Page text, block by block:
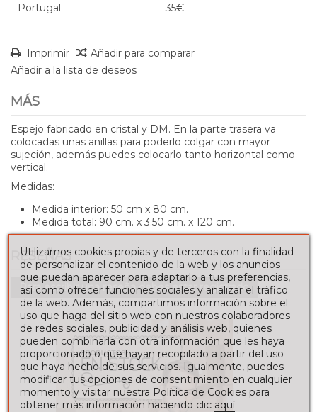
Portugal 35€
Imprimir
Añadir para comparar
Añadir a la lista de deseos
MÁS
Espejo fabricado en cristal y DM. En la parte trasera va
colocadas unas anillas para poderlo colgar con mayor
sujeción, además puedes colocarlo tanto horizontal como
vertical.
Medidas:
Medida interior: 50 cm x 80 cm.
Medida total: 90 cm. x 3.50 cm. x 120 cm.
RESEÑAS
Para escribir una reseña debes estar registrado
Utilizamos cookies propias y de terceros con la finalidad
de personalizar el contenido de la web y los anuncios
que puedan aparecer para adaptarlo a tus preferencias,
así como ofrecer funciones sociales y analizar el tráfico
de la web. Además, compartimos información sobre el
uso que haga del sitio web con nuestros colaboradores
de redes sociales, publicidad y análisis web, quienes
pueden combinarla con otra información que les haya
proporcionado o que hayan recopilado a partir del uso
que haya hecho de sus servicios. Igualmente, puedes
modificar tus opciones de consentimiento en cualquier
momento y visitar nuestra Política de Cookies para
obtener más información haciendo clic aquí